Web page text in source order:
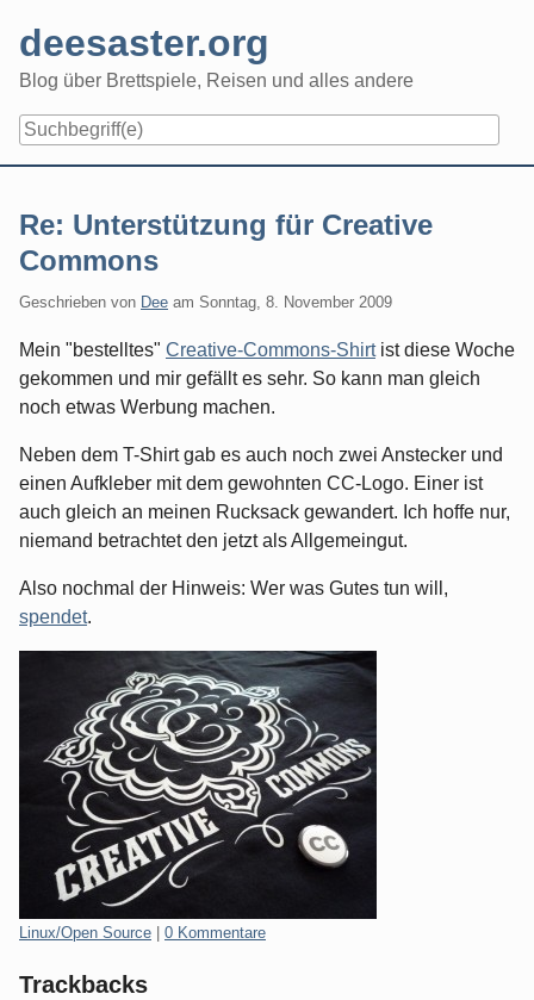
content
deesaster.org
Blog über Brettspiele, Reisen und alles andere
Re: Unterstützung für Creative
Commons
Geschrieben von Dee am Sonntag, 8. November 2009
Mein "bestelltes" Creative-Commons-Shirtist diese Woche
gekommen und mir gefällt es sehr. So kann man gleich
noch etwas Werbung machen.
Neben dem T-Shirt gab es auch noch zwei Anstecker und
einen Aufkleber mit dem gewohnten CC-Logo. Einer ist
auch gleich an meinen Rucksack gewandert. Ich hoffe nur,
niemand betrachtet den jetzt als Allgemeingut.
Also nochmal der Hinweis: Wer was Gutes tun will,
spendet.
Kategorien:
Linux/Open Source 0 Kommentare
Trackbacks